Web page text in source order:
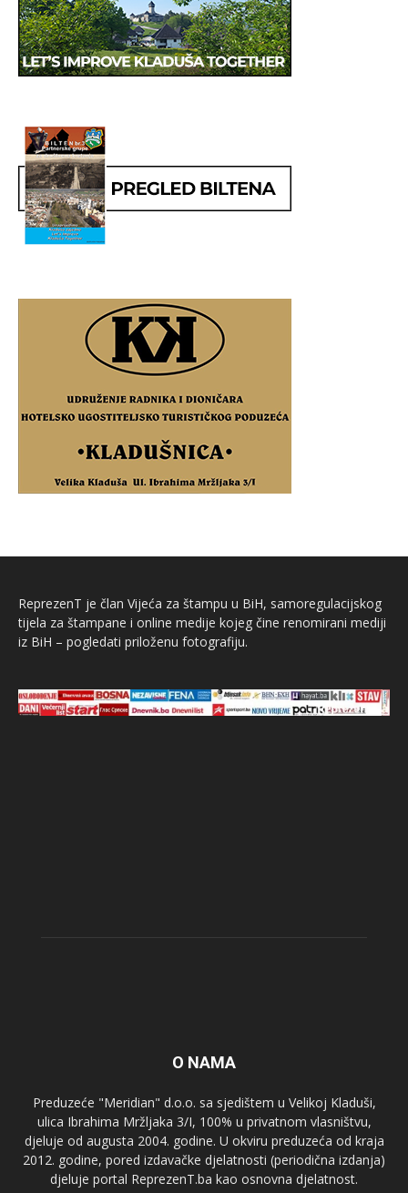
ReprezenT je član Vijeća za štampu u BiH, samoregulacijskog
tijela za štampane i online medije kojeg čine renomirani mediji
iz BiH – pogledati priloženu fotografiju.
O NAMA
Preduzeće "Meridian" d.o.o. sa sjedištem u Velikoj Kladuši,
ulica Ibrahima Mržljaka 3/I, 100% u privatnom vlasništvu,
djeluje od augusta 2004. godine. U okviru preduzeća od kraja
2012. godine, pored izdavačke djelatnosti (periodična izdanja)
djeluje portal ReprezenT.ba kao osnovna djelatnost.